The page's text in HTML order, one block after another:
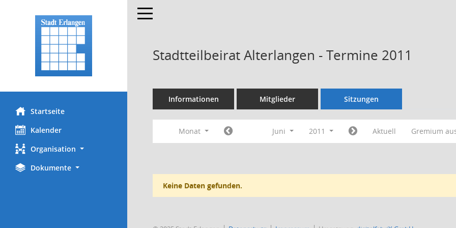
Startseite
Kalender
Organisation
Dokumente
Toggle navigation
Stadtteilbeirat Alterlangen - Termine 2011
Informationen Mitglieder Sitzungen
Monat Juni 2011 Aktuell Gremium
Keine Daten gefunden.